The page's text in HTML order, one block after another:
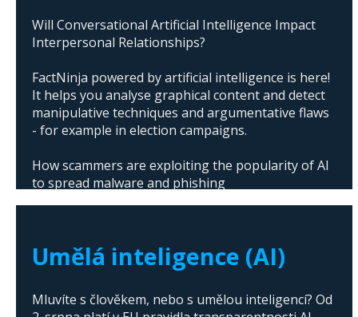
Will Conversational Artificial Intelligence Impact
Interpersonal Relationships?
FactNinja powered by artificial intelligence is here!
It helps you analyse graphical content and detect
manipulative techniques and argumentative flaws
- for example in election campaigns.
How scammers are exploiting the popularity of AI
to spread malware and phishing
Umělá inteligence (AI)
Mluvíte s člověkem, nebo s umělou inteligencí? Od